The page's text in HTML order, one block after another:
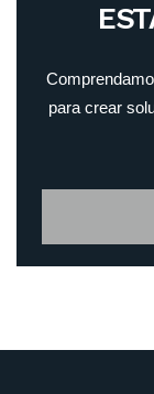
para crear